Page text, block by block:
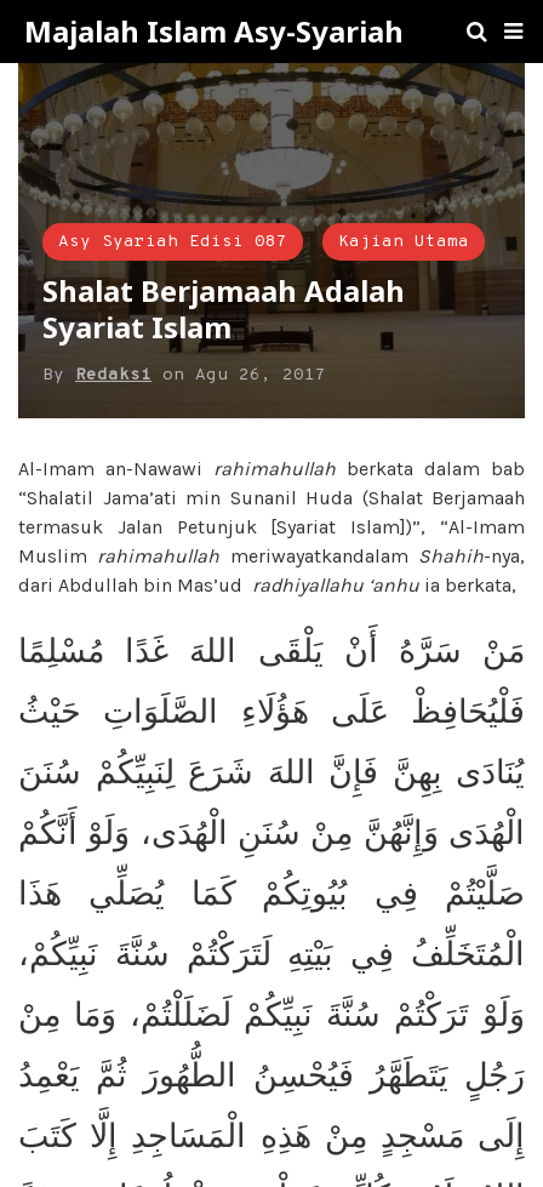
Majalah Islam Asy-Syariah
Asy Syariah Edisi 087 Kajian Utama
Shalat Berjamaah Adalah
Syariat Islam
By Redaksi on Agu 26, 2017
Al-Imam an-Nawawi rahimahullah berkata dalam bab
“Shalatil Jama’ati min Sunanil Huda (Shalat Berjamaah
termasuk Jalan Petunjuk [Syariat Islam])”, “Al-Imam
Muslim rahimahullah meriwayatkandalam Shahih-nya,
dari Abdullah bin Mas’ud
radhiyallahu ‘anhu ia berkata,
مَنْ سَرَّهُ أَنْ يَلْقَى اللهَ غَدًا مُسْلِمًا
فَلْيُحَافِظْ عَلَى هَؤُلَاءِ الصَّلَوَاتِ حَيْثُ
يُنَادَى بِهِنَّ فَإِنَّ اللهَ شَرَعَ لِنَبِيِّكُمْ سُنَنَ
الْهُدَى وَإِنَّهُنَّ مِنْ سُنَنِ الْهُدَى، وَلَوْ أَنَّكُمْ
صَلَّيْتُمْ فِي بُيُوتِكُمْ كَمَا يُصَلِّي هَذَا
الْمُتَخَلِّفُ فِي بَيْتِهِ لَتَرَكْتُمْ سُنَّةَ نَبِيِّكُمْ،
وَلَوْ تَرَكْتُمْ سُنَّةَ نَبِيِّكُمْ لَضَلَلْتُمْ، وَمَا مِنْ
رَجُلٍ يَتَطَهَّرُ فَيُحْسِنُ الطُّهُورَ ثُمَّ يَعْمِدُ
إِلَى مَسْجِدٍ مِنْ هَذِهِ الْمَسَاجِدِ إِلَّا كَتَبَ